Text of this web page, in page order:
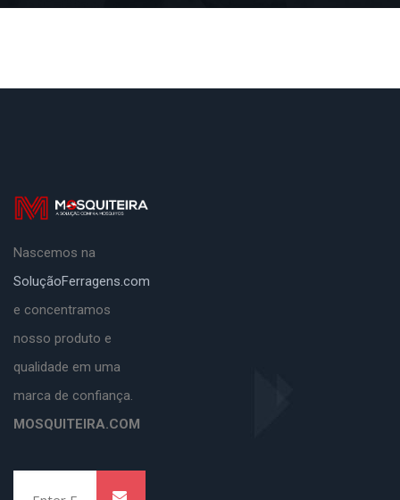
Nascemos na
SoluçãoFerragens.com
e concentramos
nosso produto e
qualidade em uma
marca de confiança.
MOSQUITEIRA.COM